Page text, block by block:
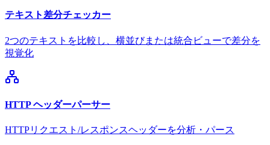
テキスト差分チェッカー
2つのテキストを比較し、横並びまたは統合ビューで差分を
視覚化
HTTP ヘッダーパーサー
HTTPリクエスト/レスポンスヘッダーを分析・パース